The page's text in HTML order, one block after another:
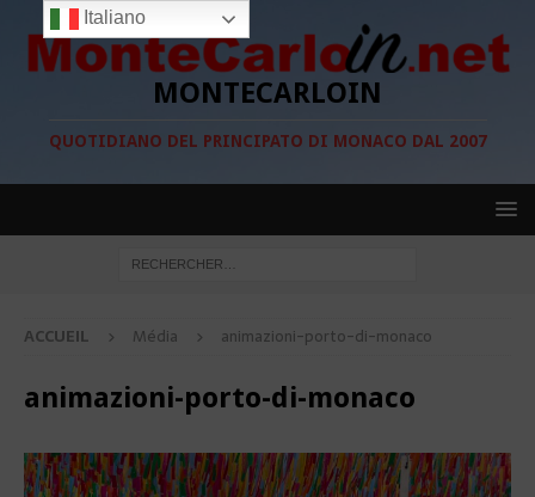
MONTECARLOIN
QUOTIDIANO DEL PRINCIPATO DI MONACO DAL 2007
ACCUEIL Média animazioni-porto-di-monaco
animazioni-porto-di-monaco
Italiano